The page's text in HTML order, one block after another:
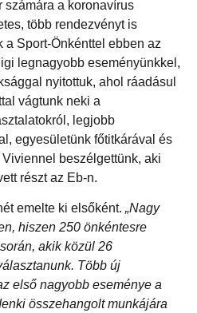
számára a koronavírus
több rendezvényt is
Sport-Önkénttel ebben az
legnagyobb eseményünkkel,
nyitottuk, ahol ráadásul
vágtunk neki a
legjobb
egyesületünk főtitkárával és
beszélgettünk, aki
részt az Eb-n.
emelte ki elsőként. „Nagy
hiszen 250 önkéntesre
akik közül 26
Több új
első nagyobb eseménye a
összehangolt munkájára